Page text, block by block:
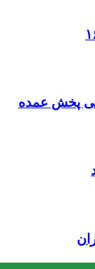
پخش عمده